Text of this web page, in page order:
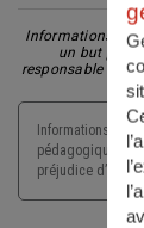
Informations
un but
responsable d'un
Informations
pédagogique et
préjudice